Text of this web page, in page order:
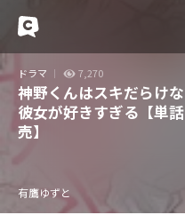
ドラマ 7,270
神野くんはスキだらけな
彼女が好きすぎる【単話
売】
有鷹ゆずと